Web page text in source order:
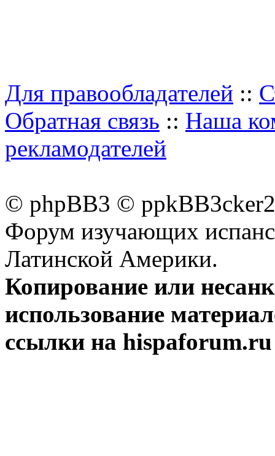
Для правообладателей ::
Обратная связь :: Наша
рекламодателей
© phpBB3 ©
Форум изучающих
Латинской Америки.
Копирование или
использование
ссылки на hispaforum.ru